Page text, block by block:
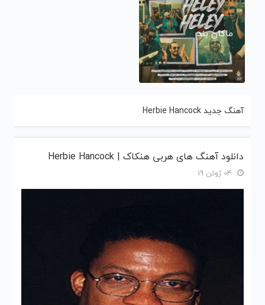
ماکان بند
آهنگ جدید Herbie Hancock
دانلود آهنگ های هربی هنکاک | Herbie Hancock